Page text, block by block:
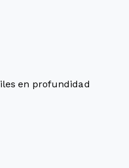
en profundidad